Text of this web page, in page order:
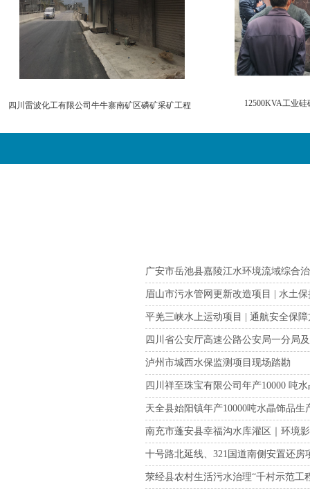
12500KVA工业
四川雷波化工有限公司牛牛寨南矿区磷矿采矿工程
广安市岳池县嘉陵江水环境流域综合
眉山市污水管网更新改造项目 | 水土
平羌三峡水上运动项目 | 通航安全保
四川省公安厅高速公路公安局一分局
泸州市城西水保监测项目现场踏勘
四川祥至珠宝有限公司年产10000 吨
天全县始阳镇年产10000吨水晶饰品
南充市蓬安县幸福沟水库灌区｜环境
十号路北延线、321国道南侧安置还房
荥经县农村生活污水治理“千村示范工